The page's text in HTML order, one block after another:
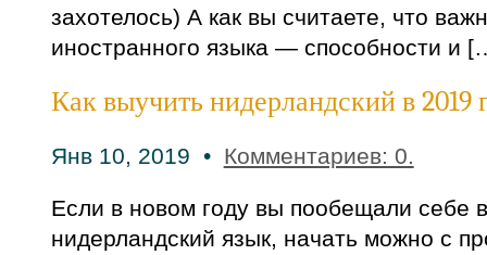
захотелось) А как вы считаете, что
иностранного языка — способности и
Как выучить нидерландский в 2019
Янв 10, 2019 • Комментариев: 0.
Если в новом году вы пообещали себе
нидерландский язык, начать можно с